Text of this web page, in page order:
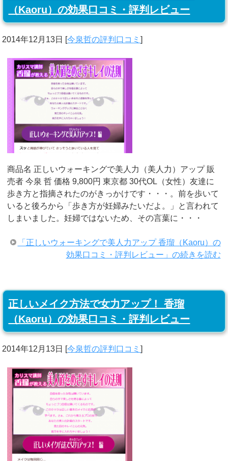
（Kaoru）の効果口コミ・評判レビュー
2014年12月13日 [今泉哲の評判口コミ]
商品名 正しいウォーキングで美人力（美人力）アップ 販
売者 今泉 哲 価格 9,800円 東京都 30代OL（女性）友達に
歩き方と指摘されたのがきっかけです・・・。前を歩いて
いると後ろから「歩き方が妊婦みたいだよ。」と言われて
しまいました。妊婦ではないため、その言葉に・・・
「正しいウォーキングで美人力アップ 香瑠（Kaoru）の
効果口コミ・評判レビュー」の続きを読む
正しいメイク方法で女力アップ！ 香瑠
（Kaoru）の効果口コミ・評判レビュー
2014年12月13日 [今泉哲の評判口コミ]